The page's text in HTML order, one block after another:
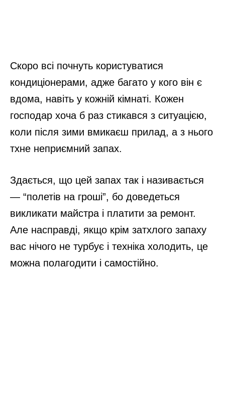
Скоро всі почнуть користуватися
кондиціонерами, адже багато у кого він є
вдома, навіть у кожній кімнаті. Кожен
господар хоча б раз стикався з ситуацією,
коли після зими вмикаєш прилад, а з нього
тхне неприємний запах.
Здається, що цей запах так і називається
— “полетів на гроші”, бо доведеться
викликати майстра і платити за ремонт.
Але насправді, якщо крім затхлого запаху
вас нічого не турбує і техніка холодить, це
можна полагодити і самостійно.